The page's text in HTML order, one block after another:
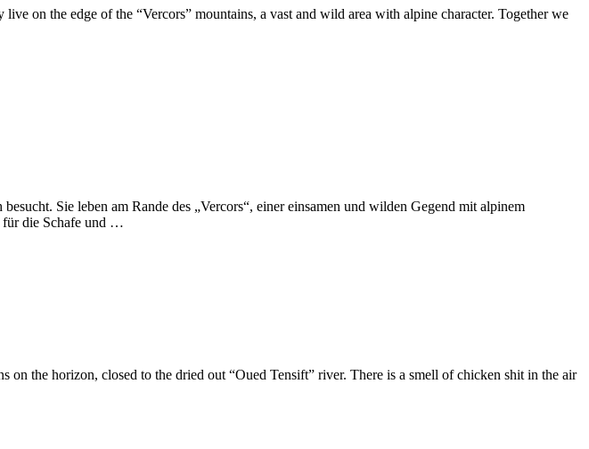
on the edge of the “Vercors” mountains, a vast and wild area with alpine character. Together we
Sie leben am Rande des „Vercors“, einer einsamen und wilden Gegend mit alpinem
für die Schafe und …
the horizon, closed to the dried out “Oued Tensift” river. There is a smell of chicken shit in the air